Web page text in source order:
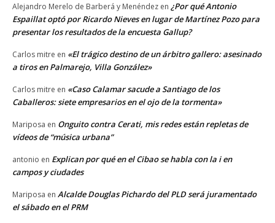
Alejandro Merelo de Barberá y Menéndez en ¿Por qué Antonio
Espaillat optó por Ricardo Nieves en lugar de Martínez Pozo para
presentar los resultados de la encuesta Gallup?
Carlos mitre en «El trágico destino de un árbitro gallero: asesinado
a tiros en Palmarejo, Villa González»
Carlos mitre en «Caso Calamar sacude a Santiago de los
Caballeros: siete empresarios en el ojo de la tormenta»
Mariposa en Onguito contra Cerati, mis redes están repletas de
vídeos de “música urbana”
antonio en Explican por qué en el Cibao se habla con la i en
campos y ciudades
Mariposa en Alcalde Douglas Pichardo del PLD será juramentado
el sábado en el PRM